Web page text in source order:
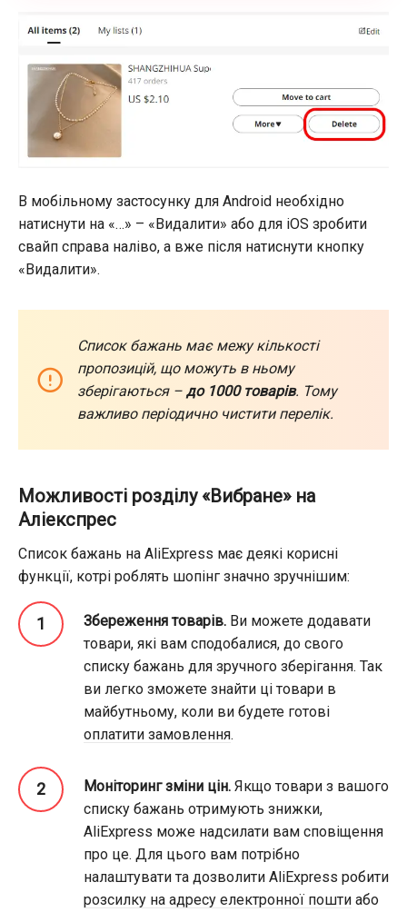
В мобільному застосунку для Android необхідно
натиснути на «…» – «Видалити» або для iOS зробити
свайп справа наліво, а вже після натиснути кнопку
«Видалити».
Список бажань має межу кількості
пропозицій, що можуть в ньому
зберігаються – до 1000 товарів. Тому
важливо періодично чистити перелік.
Можливості розділу «Вибране» на
Аліекспрес
Список бажань на AliExpress має деякі корисні
функції, котрі роблять шопінг значно зручнішим:
Збереження товарів. Ви можете додавати
товари, які вам сподобалися, до свого
списку бажань для зручного зберігання. Так
ви легко зможете знайти ці товари в
майбутньому, коли ви будете готові
оплатити замовлення.
Моніторинг зміни цін. Якщо товари з вашого
списку бажань отримують знижки,
AliExpress може надсилати вам сповіщення
про це. Для цього вам потрібно
налаштувати та дозволити AliExpress робити
розсилку на адресу електронної пошти або